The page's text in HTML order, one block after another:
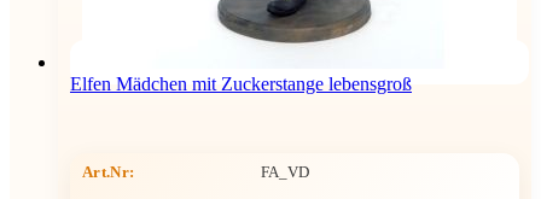
Elfen Mädchen mit Zuckerstange lebensgroß
Art.Nr: FA_VD